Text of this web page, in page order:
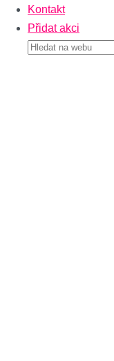
Kontakt
Přidat akci